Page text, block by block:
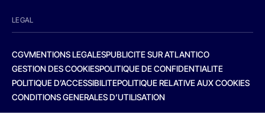
LEGAL
CGVMENTIONS LEGALESPUBLICITE SUR ATLANTICO
GESTION DES COOKIESPOLITIQUE DE CONFIDENTIALITE
POLITIQUE D’ACCESSIBILITEPOLITIQUE RELATIVE AUX COOKIES
CONDITIONS GENERALES D’UTILISATION